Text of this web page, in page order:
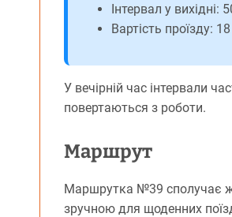
Інтервал у вихідні:
Вартість проїзду:
У вечірній час інтервали
повертаються з роботи.
Маршрут
Маршрутка №39 сполучає
зручною для щоденних